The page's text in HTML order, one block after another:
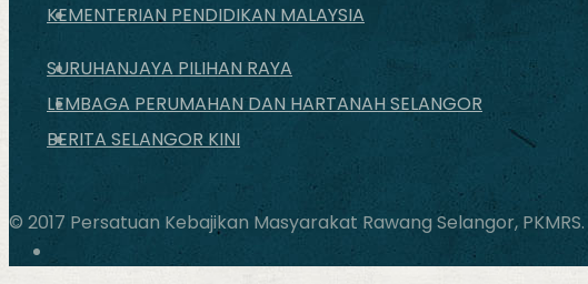
KEMENTERIAN PENDIDIKAN MALAYSIA
SURUHANJAYA PILIHAN RAYA
LEMBAGA PERUMAHAN DAN HARTANAH SELANGOR
BERITA SELANGOR KINI
© 2017 Persatuan Kebajikan Masyarakat Rawang Selangor,